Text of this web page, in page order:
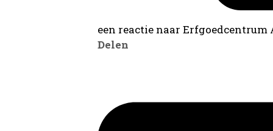
een reactie naar
Delen